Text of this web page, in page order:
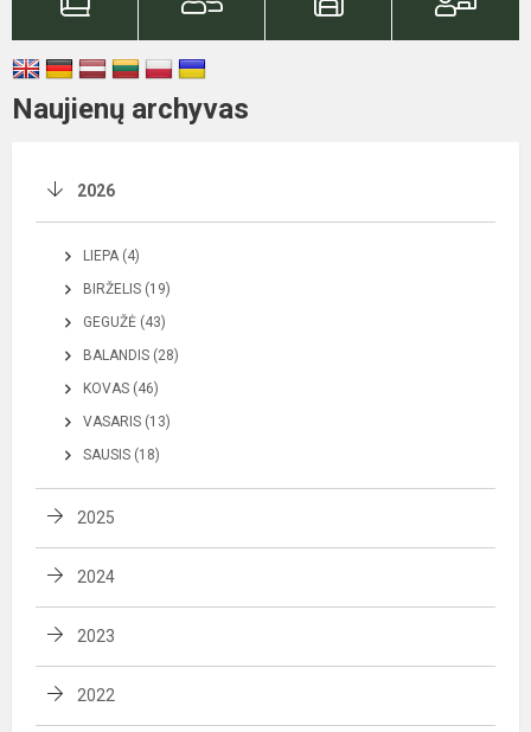
Naujienų archyvas
2026
LIEPA (4)
BIRŽELIS (19)
GEGUŽĖ (43)
BALANDIS (28)
KOVAS (46)
VASARIS (13)
SAUSIS (18)
2025
2024
2023
2022